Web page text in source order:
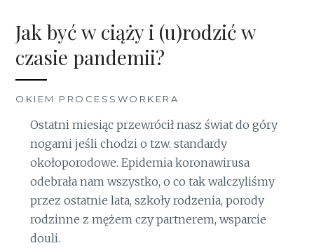
Jak być w ciąży i (u)rodzić w
czasie pandemii?
OKIEM PROCESSWORKERA
Ostatni miesiąc przewrócił nasz świat do góry
nogami jeśli chodzi o tzw. standardy
okołoporodowe. Epidemia koronawirusa
odebrała nam wszystko, o co tak walczyliśmy
przez ostatnie lata, szkoły rodzenia, porody
rodzinne z mężem czy partnerem, wsparcie
douli.